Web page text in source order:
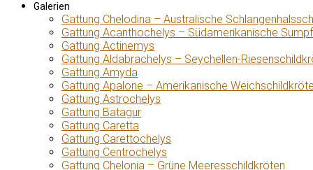
Galerien
Gattung Chelodina – Australische
Gattung Acanthochelys – Südamerikanische
Gattung Actinemys
Gattung Aldabrachelys – Seychellen-
Gattung Amyda
Gattung Apalone – Amerikanische
Gattung Astrochelys
Gattung Batagur
Gattung Caretta
Gattung Carettochelys
Gattung Centrochelys
Gattung Chelonia – Grüne Meeresschildkröten